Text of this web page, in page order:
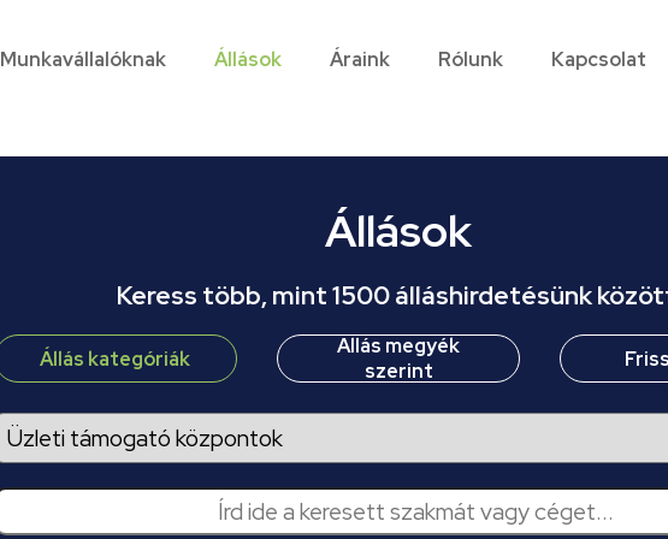
Munkavállalóknak Állások Áraink Rólunk Kapcsolat
Állások
Keress több, mint 1500 álláshirdetésünk
Állás kategóriák
Állás megyék
szerint